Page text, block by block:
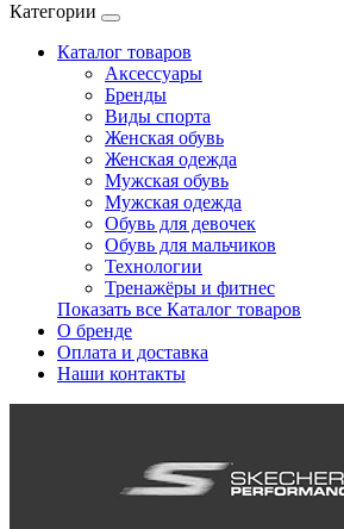
Категории
Каталог товаров
Аксессуары
Бренды
Виды спорта
Женская обувь
Женская одежда
Мужская обувь
Мужская одежда
Обувь для девочек
Обувь для мальчиков
Технологии
Тренажёры и фитнес
Показать все Каталог товаров
О бренде
Оплата и доставка
Наши контакты